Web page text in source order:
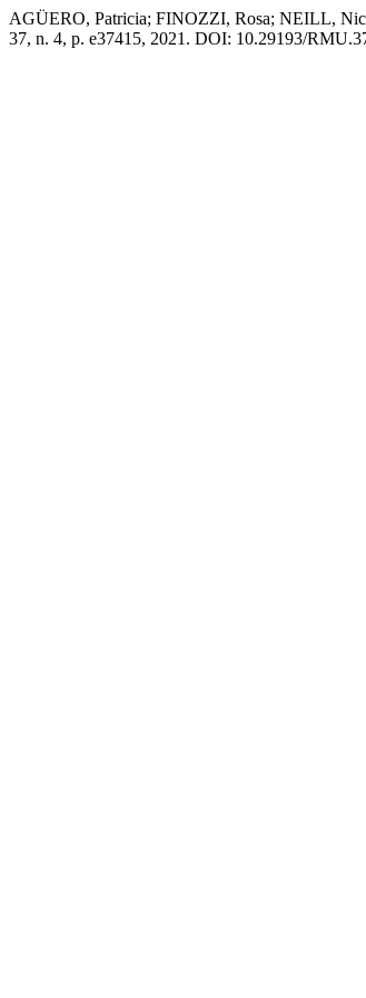
AGÜERO, Patricia; FINOZZI, Rosa; NEILL,
37, n. 4, p. e37415, 2021. DOI: 10.29193/